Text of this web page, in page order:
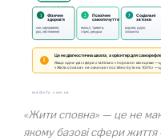
«Жити сповна» — це не
якому базові сфери життя